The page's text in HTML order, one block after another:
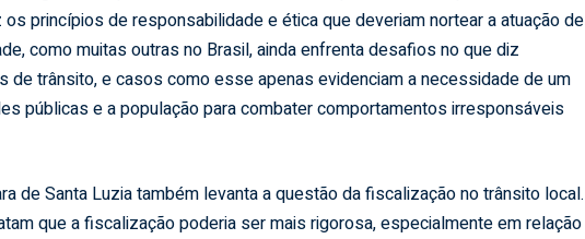
os princípios de responsabilidade e ética que deveriam nortear a atuação de
como muitas outras no Brasil, ainda enfrenta desafios no que diz
de trânsito, e casos como esse apenas evidenciam a necessidade de um
públicas e a população para combater comportamentos irresponsáveis
de Santa Luzia também levanta a questão da fiscalização no trânsito local.
que a fiscalização poderia ser mais rigorosa, especialmente em relação